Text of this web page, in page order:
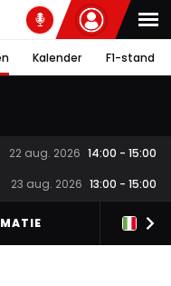
Kalender F1-stand
22 aug. 2026 14:00 - 15:00
23 aug. 2026 13:00 - 15:00